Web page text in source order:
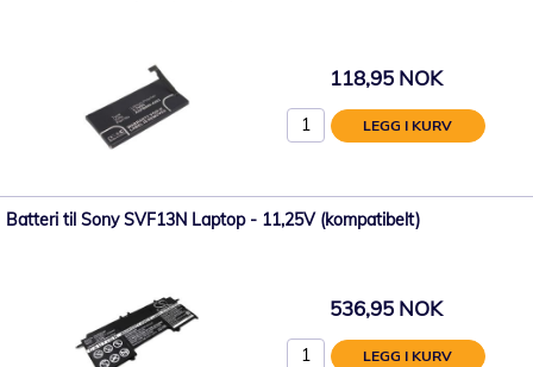
118,95 NOK
LEGG I KURV
Batteri til Sony SVF13N Laptop - 11,25V (kompatibelt)
536,95 NOK
LEGG I KURV